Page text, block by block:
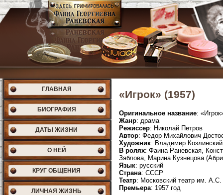
ГЛАВНАЯ
БИОГРАФИЯ
ДАТЫ ЖИЗНИ
О НЕЙ
КРУГ ОБЩЕНИЯ
ЛИЧНАЯ ЖИЗНЬ
«Игрок» (1957)
Оригинальное название:
Жанр: драма
Режиссер: Николай Петров
Автор: Федор Михайлович
Художник: Владимир Козлинский
В ролях: Фаина Раневская,
Зяблова, Марина Кузнецова
Язык: русский
Страна: СССР
Театр: Московский театр им.
Премьера: 1957 год